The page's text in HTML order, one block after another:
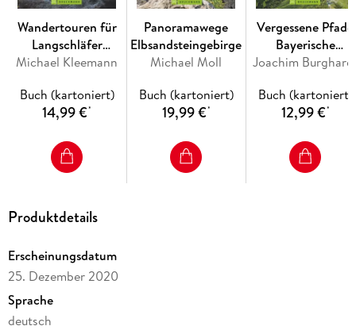
Wandertouren für
Langschläfer
Sächsische Schweiz
Michael Kleemann
Buch (kartoniert)
14,99 €*
Panoramawege
Elbsandsteingebirge
Michael Moll
Buch (kartoniert)
19,99 €*
Vergessene Pfade
Bayerische
Hausberge
Joachim
Buch (kartoniert)
12,99 €*
Produktdetails
Erscheinungsdatum
25. Dezember 2020
Sprache
deutsch